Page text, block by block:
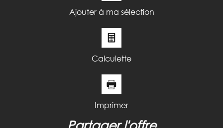
Ajouter à ma sélection
Calculette
Imprimer